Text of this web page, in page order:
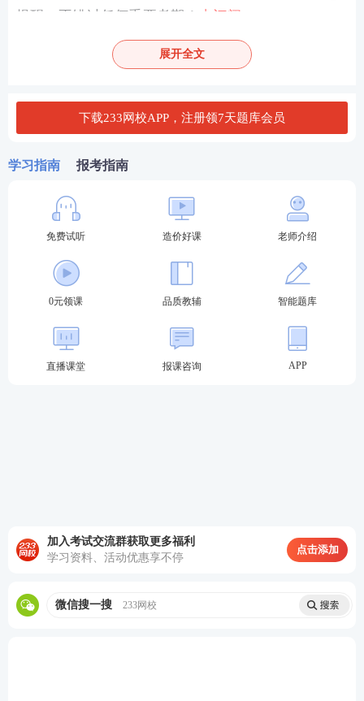
提醒，不错过任何重要考期！
去订阅>>
1、最优梯队：工程造价专业（本/专）以及
通过工程
教育专业评估（认证）的工程管理专业大学，享受最
短工作年限（大专4年，本科3年）。
2、相关专业：涵盖土木、建筑、水利、交通、机电、
财经（会计等）等工科、经管大类，年限要求稍长。
3、非相关专业：若你的专业属于文学、教育学、医学
展开全文
下载233网校APP，注册领7天题库会员
学习指南 报考指南
免费试听 造价好课 老师介绍
0元领课 品质教辅 智能题库
直播课堂 报课咨询 APP
加入考试交流群获取更多福利
学习资料、活动优惠享不停
点击添加
微信搜一搜 233网校